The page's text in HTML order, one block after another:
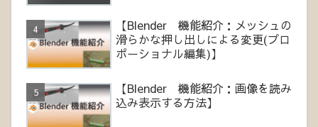
【Blender 機能紹介：メッシュの
滑らかな押し出しによる変更(プロ
ポーショナル編集)】
【Blender 機能紹介：画像を読み
込み表示する方法】